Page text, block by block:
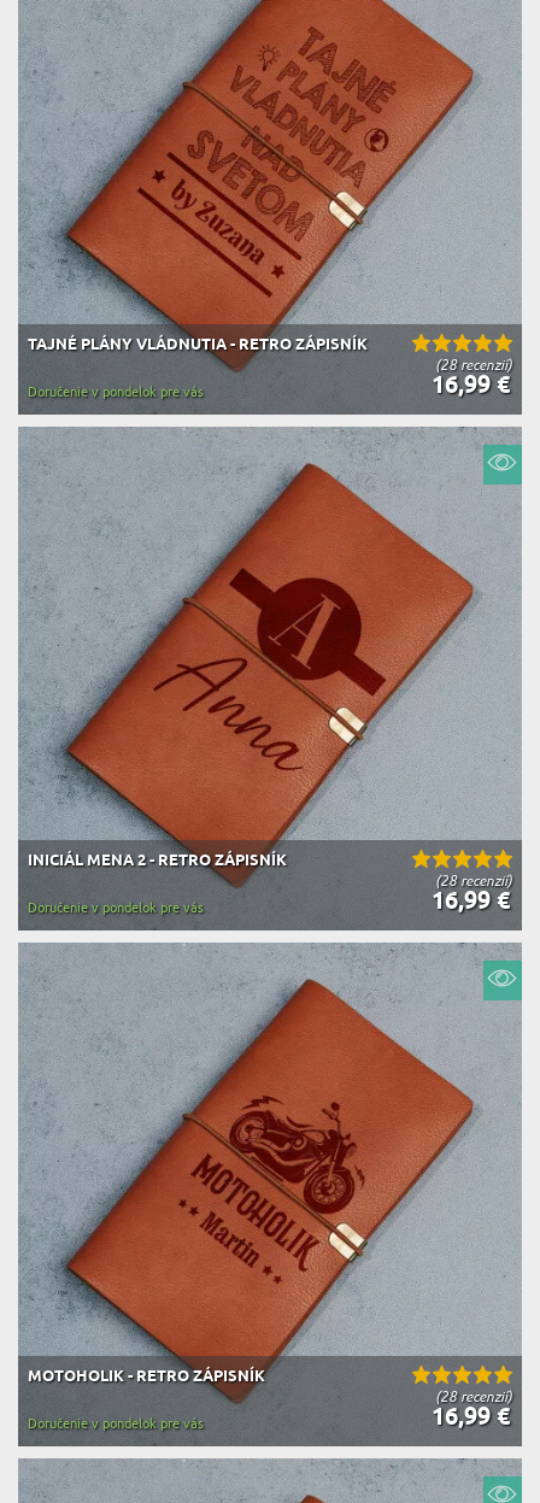
(28 recenzií)
TAJNÉ PLÁNY VLÁDNUTIA - RETRO ZÁPISNÍK
16,99 €
Doručenie v pondelok pre vás
(28 recenzií)
INICIÁL MENA 2 - RETRO ZÁPISNÍK
16,99 €
Doručenie v pondelok pre vás
(28 recenzií)
MOTOHOLIK - RETRO ZÁPISNÍK
16,99 €
Doručenie v pondelok pre vás